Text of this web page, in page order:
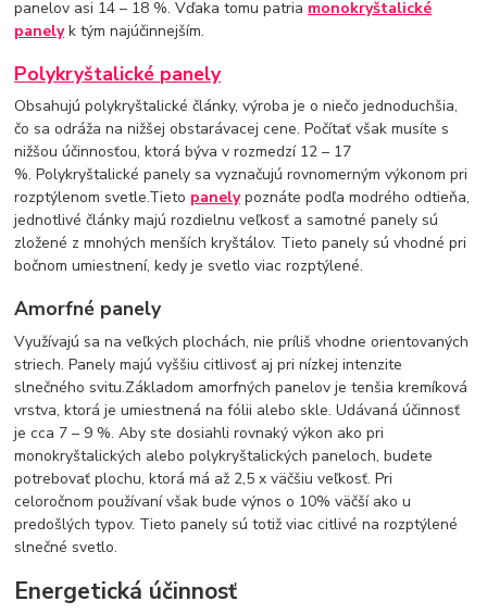
panelov asi 14 – 18 %. Vďaka tomu patria monokryštalické
panelyk tým najúčinnejším.
Polykryštalické panely
Obsahujú polykryštalické články, výroba je o niečo jednoduchšia,
čo sa odráža na nižšej obstarávacej cene. Počítať však musíte s
nižšou účinnosťou, ktorá býva v rozmedzí 12 – 17
%. Polykryštalické panely sa vyznačujú rovnomerným výkonom pri
rozptýlenom svetle.Tieto panelypoznáte podľa modrého odtieňa,
jednotlivé články majú rozdielnu veľkosť a samotné panely sú
zložené z mnohých menších kryštálov. Tieto panely sú vhodné pri
bočnom umiestnení, kedy je svetlo viac rozptýlené.
Amorfné panely
Využívajú sa na veľkých plochách, nie príliš vhodne orientovaných
striech. Panely majú vyššiu citlivosť aj pri nízkej intenzite
slnečného svitu.Základom amorfných panelov je tenšia kremíková
vrstva, ktorá je umiestnená na fólii alebo skle. Udávaná účinnosť
je cca 7 – 9 %. Aby ste dosiahli rovnaký výkon ako pri
monokryštalických alebo polykryštalických paneloch, budete
potrebovať plochu, ktorá má až 2,5 x väčšiu veľkosť. Pri
celoročnom používaní však bude výnos o 10% väčší ako u
predošlých typov. Tieto panely sú totiž viac citlivé na rozptýlené
slnečné svetlo.
Energetická účinnosť